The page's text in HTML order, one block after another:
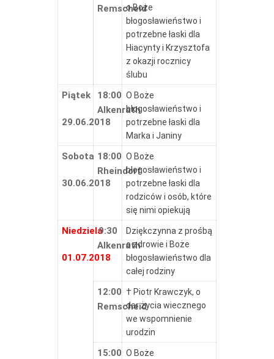
Remscheid
o Boże
błogosławieństwo i
potrzebne łaski dla
Hiacynty i Krzysztofa
z okazji rocznicy
ślubu
Piątek
29.06.2018
18:00
Alkenrath
O Boże
błogosławieństwo i
potrzebne łaski dla
Marka i Janiny
Sobota
30.06.2018
18:00
Rheindorf
O Boże
błogosławieństwo i
potrzebne łaski dla
rodziców i osób, które
się nimi opiekują
Niedziela
01.07.2018
9:30
Alkenrath
Dziękczynna z prośbą
o zdrowie i Boże
błogosławieństwo dla
całej rodziny
12:00
Remscheid
† Piotr Krawczyk, o
dar życia wiecznego
we wspomnienie
urodzin
15:00 O Boże